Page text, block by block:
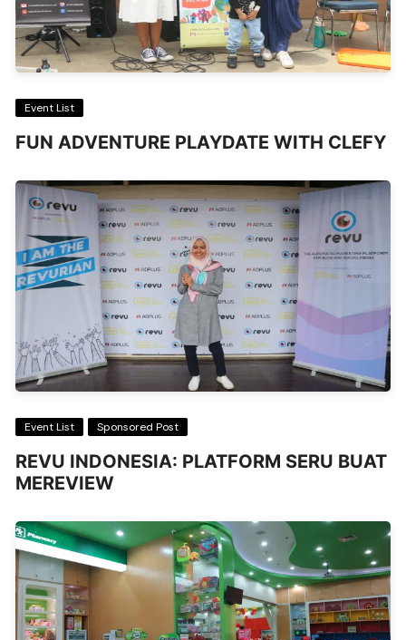
Event List
FUN ADVENTURE PLAYDATE WITH CLEFY
Event List Sponsored Post
REVU INDONESIA: PLATFORM SERU BUAT
MEREVIEW